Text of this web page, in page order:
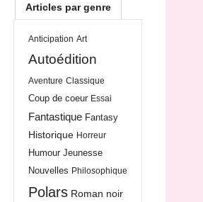
Articles par genre
Anticipation Art
Autoédition
Aventure Classique
Coup de coeur Essai
Fantastique Fantasy
Historique Horreur
Humour Jeunesse
Nouvelles Philosophique
Polars Roman noir